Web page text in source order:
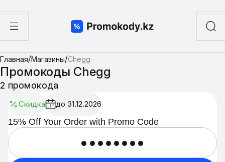
суши
Главная/Магазины/Chegg
Промокоды Chegg
2 промокода
Скидка до 31.12.2026
15% Off Your Order with Promo Code
••••••••